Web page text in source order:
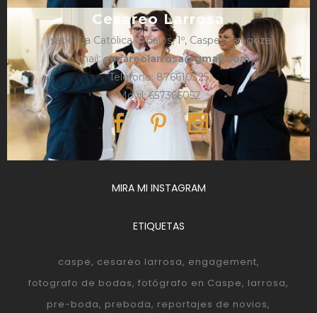
Cesareo Larrosa
Isabel La Católica 4, bajos, 1º, Caspe, Zaragoza
e-mail:cesareolarrosa@gmail.com
Teléfono: 876610325
Móvil: 657366052
MIRA MI INSTAGRAM
ETIQUETAS
caspe cesareo larrosa engagement
fotografo de bodas fotógrafo en Caspe larrosa
pre-boda preboda reportajes de novios